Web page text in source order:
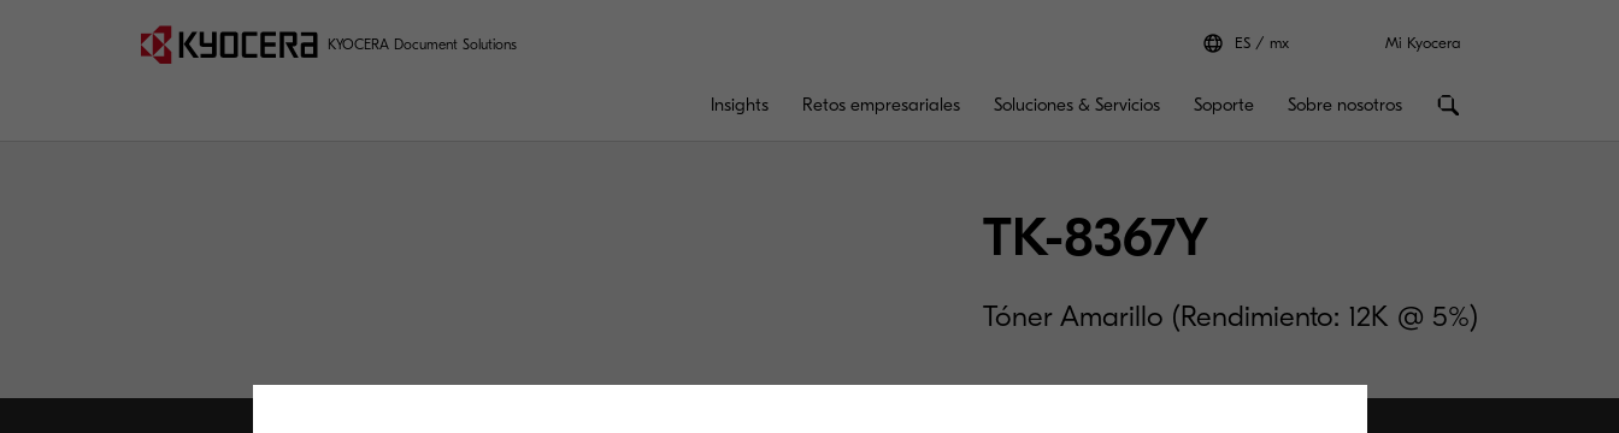
KYOCERA Document Solutions ES mx Mi Kyocera
Insights Retos empresariales Soluciones & Servicios Soporte Sobre nosotros
TK-8367Y
Tóner Amarillo (Rendimiento: 12K @ 5%)